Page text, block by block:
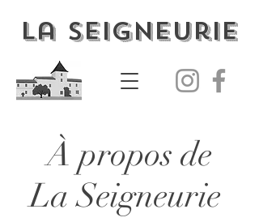
La Seigneurie
À propos de
La Seigneurie